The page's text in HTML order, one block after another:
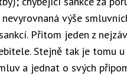
výše
Přitom jeden z
Stejně tak je tomu u
a jednat o svých